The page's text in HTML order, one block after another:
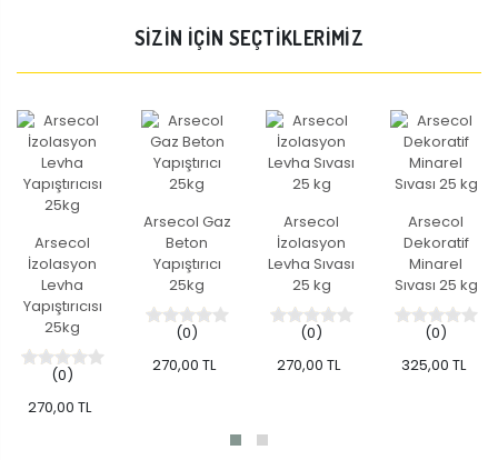
SİZİN İÇİN SEÇTİKLERİMİZ
Arsecol
İzolasyon
Levha
Yapıştırıcısı
25kg
(0)
270,00 TL
Arsecol Gaz
Beton
Yapıştırıcı
25kg
(0)
270,00 TL
Arsecol
İzolasyon
Levha Sıvası
25 kg
(0)
270,00 TL
Arsecol
Dekoratif
Minarel
Sıvası 25 kg
(0)
325,00 TL